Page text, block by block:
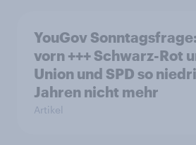
YouGov
vorn +++ Schwarz-Rot
Union und SPD so
Jahren nicht mehr
Artikel